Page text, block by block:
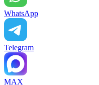
WhatsApp
Telegram
MAX